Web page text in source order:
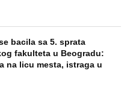
bacila sa 5. sprata
fakulteta u Beogradu:
na licu mesta, istraga u